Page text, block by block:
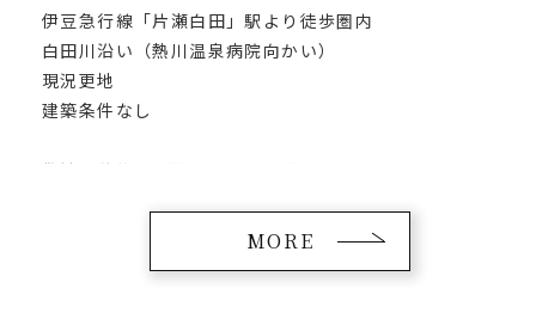
伊豆急行線「片瀬白田」駅より徒歩圏内
白田川沿い（熱川温泉病院向かい）
現況更地
建築条件なし
敷地面積約864坪※要セットバック
MORE